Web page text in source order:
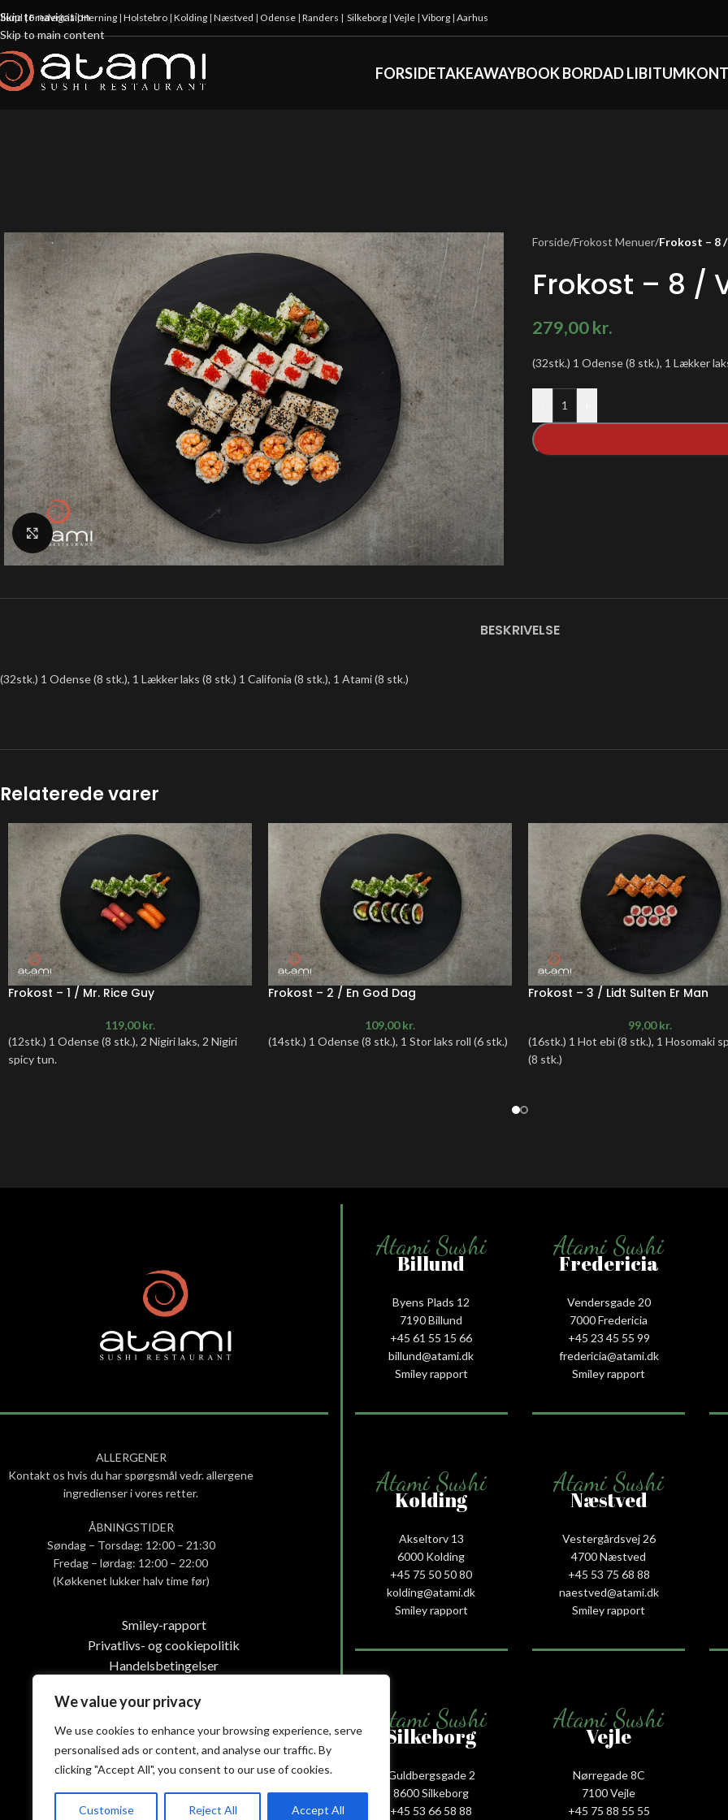
We value your privacy
We use cookies to enhance your browsing experience, serve
personalised ads or content, and analyse our traffic. By
clicking "Accept All", you consent to our use of cookies.
Customise Reject All Accept All
Skip to navigation
Skip to main content
|Fredericia|Herning | Holstebro | Kolding | Næstved | Odense | Randers | Silkeborg | Vejle | Viborg | Aarhus
FORSIDETAKEAWAYBOOK BORDAD LIBITUM
Klik for at forstørre
Forside/Frokost Menuer/Frokost – 8
Frokost – 8 /
279,00kr.
(32stk.) 1 Odense (8 stk.), 1 Lækker
BESKRIVELSE
(32stk.) 1 Odense (8 stk.), 1 Lækker laks (8 stk.) 1 Califonia (8 stk.), 1 Atami (8 stk.)
Relaterede varer
Frokost – 1 / Mr. Rice Guy
119,00kr.
(12stk.) 1 Odense (8 stk.), 2 Nigiri laks, 2 Nigiri
spicy tun.
Frokost – 2 / En God Dag
109,00kr.
(14stk.) 1 Odense (8 stk.), 1 Stor laks roll (6 stk.)
Frokost – 3 / Lidt Sulten Er Man
99,00kr.
(16stk.) 1 Hot ebi (8 stk.), 1 Hosomaki
(8 stk.)
ALLERGENER
Kontakt os hvis du har spørgsmål vedr. allergene
ingredienser i vores retter.
ÅBNINGSTIDER
Søndag – Torsdag: 12:00 – 21:30
Fredag – lørdag: 12:00 – 22:00
(Køkkenet lukker halv time før)
Smiley-rapport
Privatlivs- og cookiepolitik
Handelsbetingelser
Atami Sushi
Billund
Byens Plads 12
7190 Billund
+45 61 55 15 66‬
billund@atami.dk
Smiley rapport
Atami Sushi
Fredericia
Vendersgade 20
7000 Fredericia
+45 23 45 55 99
fredericia@atami.dk
Smiley rapport
Atami Sushi
Kolding
Akseltorv 13
6000 Kolding
+45 75 50 50 80
kolding@atami.dk
Smiley rapport
Atami Sushi
Næstved
Vestergårdsvej 26
4700 Næstved
+45 53 75 68 88
naestved@atami.dk
Smiley rapport
Atami Sushi
Silkeborg
Guldbergsgade 2
8600 Silkeborg
+45 53 66 58 88
Atami Sushi
Vejle
Nørregade 8C
7100 Vejle
+45 75 88 55 55